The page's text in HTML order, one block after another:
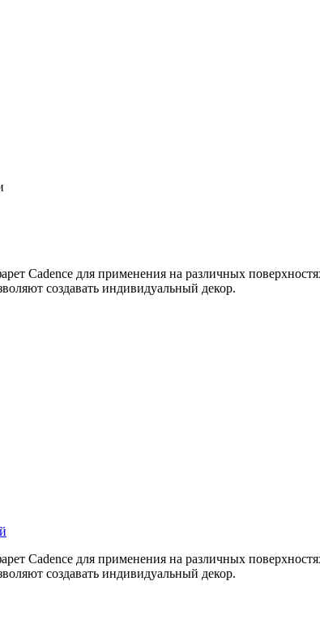
Cadence для применения на различных
создавать индивидуальный декор.
Cadence для применения на различных
создавать индивидуальный декор.